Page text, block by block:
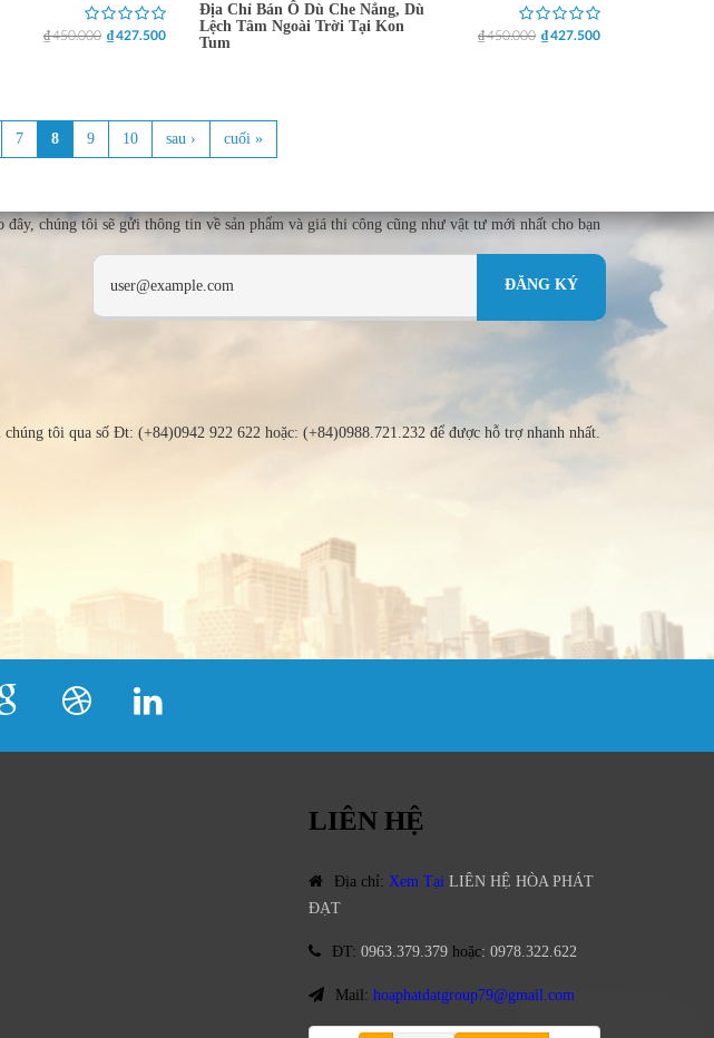
₫ 450.000 ₫ 427.500
Địa Chỉ Bán Ô Dù Che Nắng, Dù
Lệch Tâm Ngoài Trời Tại Kon
Tum
₫ 450.000 ₫ 427.500
7 8 9 10 sau › cuối »
đây, chúng tôi sẽ gửi thông tin về sản phẩm và giá thi công cũng như vật tư mới nhất cho bạn
tôi qua số Đt: (+84)0942 922 622 hoặc: (+84)0988.721.232 để được hỗ trợ nhanh nhất.
LIÊN HỆ
Địa chỉ: Xem Tại LIÊN HỆ HÒA PHÁT
ĐẠT
ĐT: 0963.379.379 hoặc: 0978.322.622
Mail: hoaphatdatgroup79@gmail.com